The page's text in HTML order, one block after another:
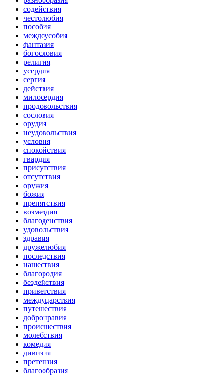
содействия
честолюбия
пособия
междоусобия
фантазия
богословия
религия
усердия
сергия
действия
милосердия
продовольствия
сословия
орудия
неудовольствия
условия
спокойствия
гвардия
присутствия
отсутствия
оружия
божия
препятствия
возмездия
благоденствия
удовольствия
здравия
дружелюбия
последствия
нашествия
благородия
бездействия
приветствия
междуцарствия
путешествия
добронравия
происшествия
молебствия
комедия
дивизия
претензия
благообразия